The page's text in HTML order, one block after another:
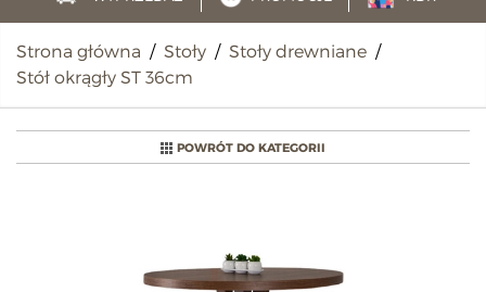
Strona główna / Stoły / Stoły drewniane /
Stół okrągły ST 36cm
POWRÓT DO KATEGORII